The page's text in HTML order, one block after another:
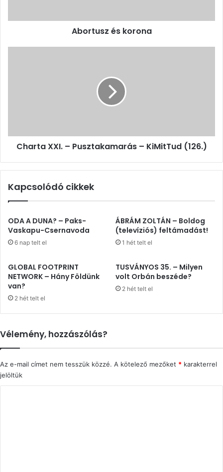
Abortusz és korona
Charta XXI. – Pusztakamarás – KiMitTud (126.)
Kapcsolódó cikkek
ODA A DUNA? – Paks-
Vaskapu-Csernavoda
6 nap telt el
ÁBRÁM ZOLTÁN – Boldog
(televíziós) feltámadást!
1 hét telt el
GLOBAL FOOTPRINT
NETWORK – Hány Földünk
van?
2 hét telt el
TUSVÁNYOS 35. – Milyen
volt Orbán beszéde?
2 hét telt el
Vélemény, hozzászólás?
Az e-mail címet nem tesszük közzé. A kötelező mezőket * karakterrel
jelöltük